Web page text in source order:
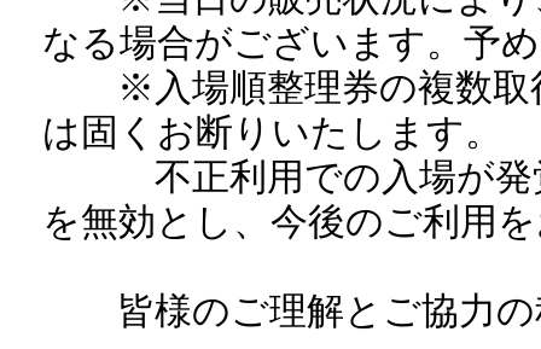
なる場合がございます。予
※入場順整理券の複数取
は固くお断りいたします。
不正利用での入場が発覚
を無効とし、今後のご利用
皆様のご理解とご協力の